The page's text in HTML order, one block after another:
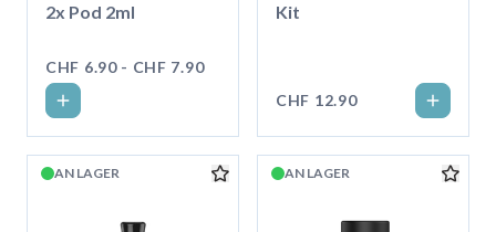
2x Pod 2ml
CHF 6.90 - CHF 7.90
Kit
CHF 12.90
AN LAGER AN LAGER